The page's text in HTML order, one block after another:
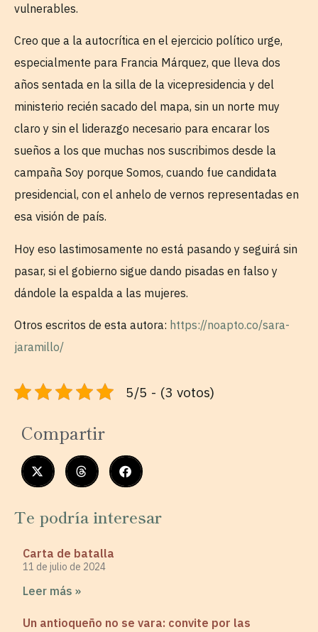
vulnerables.
Creo que a la autocrítica en el ejercicio político urge,
especialmente para Francia Márquez, que lleva dos
años sentada en la silla de la vicepresidencia y del
ministerio recién sacado del mapa, sin un norte muy
claro y sin el liderazgo necesario para encarar los
sueños a los que muchas nos suscribimos desde la
campaña Soy porque Somos, cuando fue candidata
presidencial, con el anhelo de vernos representadas en
esa visión de país.
Hoy eso lastimosamente no está pasando y seguirá sin
pasar, si el gobierno sigue dando pisadas en falso y
dándole la espalda a las mujeres.
Otros escritos de esta autora: https://noapto.co/sara-
jaramillo/
5/5 - (3 votos)
Compartir
Te podría interesar
Carta de batalla
11 de julio de 2024
Leer más »
Un antioqueño no se vara: convite por las